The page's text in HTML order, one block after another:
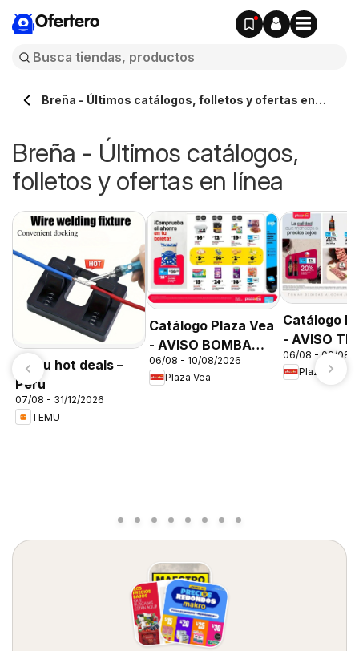
Ofertero
Breña - Últimos catálogos, folletos y ofertas en
Breña - Últimos catálogos,
folletos y ofertas en línea
Temu hot deals –
Peru
07/08 - 31/12/2026
TEMU
Catálogo Plaza Vea
- AVISO BOMBA
FDS1
06/08 - 10/08/2026
Plaza Vea
Catálogo
- AVISO
06/08 - 09/08/
Plaza Vea